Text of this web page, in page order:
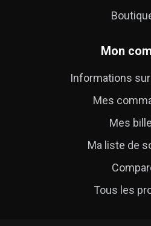
Mon
Informations
Mes
Mes
Ma liste de
Tous les